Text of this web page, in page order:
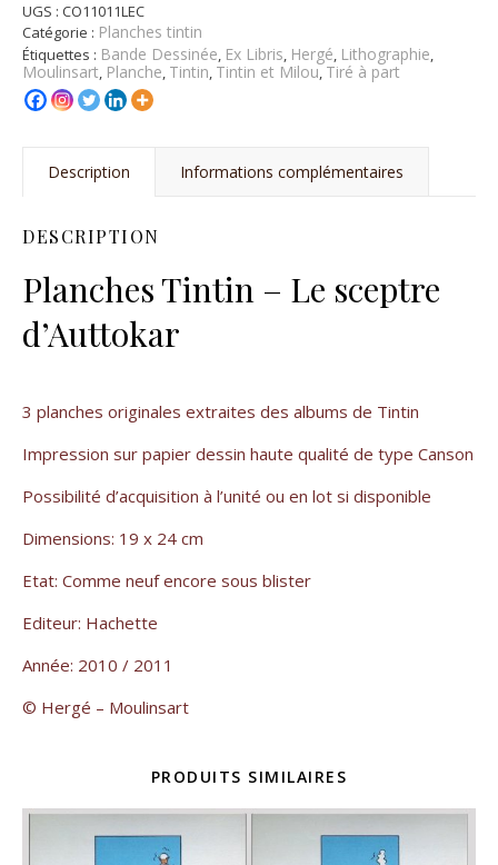
UGS : CO11011LEC
Catégorie : Planches tintin
Étiquettes : Bande Dessinée, Ex Libris, Hergé, Lithographie,
Moulinsart, Planche, Tintin, Tintin et Milou, Tiré à part
Description Informations complémentaires
DESCRIPTION
Planches Tintin – Le sceptre
d’Auttokar
3 planches originales extraites des albums de Tintin
Impression sur papier dessin haute qualité de type Canson
Possibilité d’acquisition à l’unité ou en lot si disponible
Dimensions: 19 x 24 cm
Etat: Comme neuf encore sous blister
Editeur: Hachette
Année: 2010 / 2011
© Hergé – Moulinsart
PRODUITS SIMILAIRES